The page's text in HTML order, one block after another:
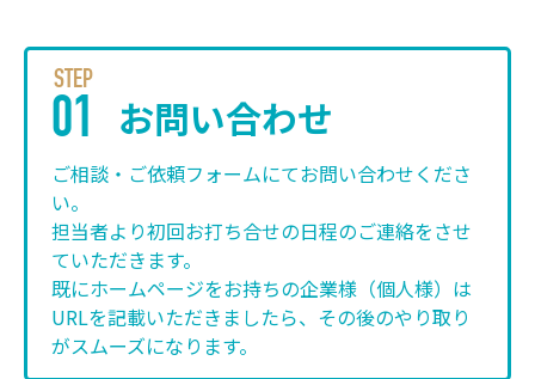
STEP
01 お問い合わせ
ご相談・ご依頼フォームにてお問い合わせくださ
い。
担当者より初回お打ち合せの日程のご連絡をさせ
ていただきます。
既にホームページをお持ちの企業様（個人様）は
URLを記載いただきましたら、その後のやり取り
がスムーズになります。